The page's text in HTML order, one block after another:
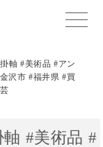
toggle
軸 #美術品 #アン
沢市 #福井県 #買
#美術品 #